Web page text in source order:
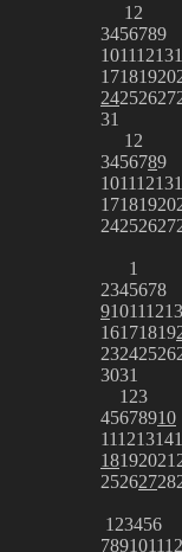
1 2
3456789
10111213
17181920
24252627
31
1 2
3456789
10111213
17181920
24252627
1
2345678
910111213
16171819
23242526
3031
1 23
45678910
11121314
18192021
25262728
1 23456
789101112